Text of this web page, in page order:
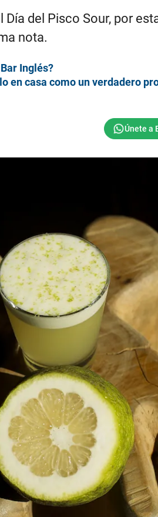
del Pisco Sour, por
nota.
Inglés?
en casa como un verdadero